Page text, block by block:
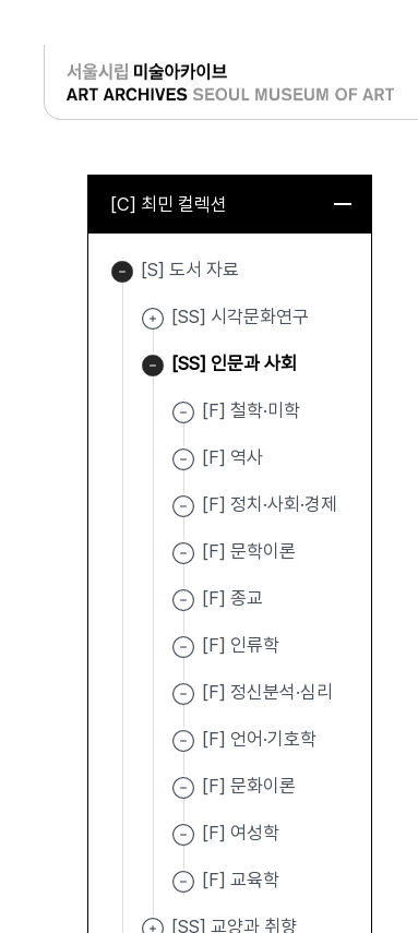
로그인
[C] 최민 컬렉션
[S] 도서 자료
[SS] 시각문화연구
[SS] 인문과 사회
[F] 철학·미학
[F] 역사
[F] 정치·사회·경제
[F] 문학이론
[F] 종교
[F] 인류학
[F] 정신분석·심리
[F] 언어·기호학
[F] 문화이론
[F] 여성학
[F] 교육학
[SS] 교양과 취향